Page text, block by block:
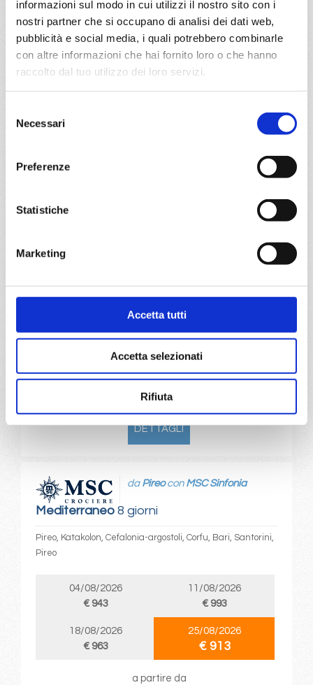
informazioni sul modo in cui utilizzi il nostro sito con i
nostri partner che si occupano di analisi dei dati web,
pubblicità e social media, i quali potrebbero combinarle
con altre informazioni che hai fornito loro o che hanno
raccolto dal tuo utilizzo dei loro servizi.
delNecessari
Preferenze
Statistiche
Marketing
Accetta tutti
Accetta selezionati
Rifiuta
20/09/2026
€ 949
27/09/2026
€ 899
a partire da
€ 899
Mediterraneo
Livorno, Civitavecchia, Provence(marseilles)
04/08/2026
11/08/2026
€ 903
a partire da
€ 903
DETTAGLI
Mediterraneo8 giorni
da Pireocon MSC Sinfonia
Pireo, Katakolon, Cefalonia-argostoli, Corfu, Bari, Santorini,
Pireo
04/08/2026
€ 943
11/08/2026
€ 993
18/08/2026
€ 963
25/08/2026
€ 913
a partire da